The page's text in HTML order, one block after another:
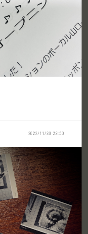
2022/11/30 23:50